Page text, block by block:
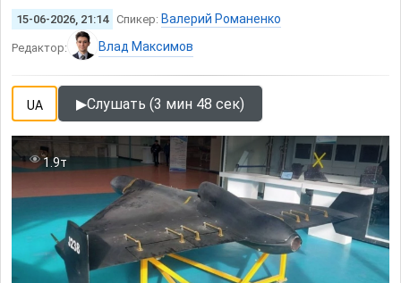
15-06-2026, 21:14 Спикер: Валерий Романенко
Редактор: Влад Максимов
UA ▶Слушать (3 мин 48 сек)
1.9т